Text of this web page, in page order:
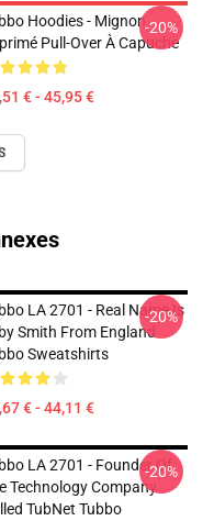
Hoodies - Mignon
Pull-Over À Capuche
€ - 45,95 €
-20%
LA 2701 - Real Name Is
Smith From England
Sweatshirts
€ - 44,11 €
-20%
LA 2701 - Founder Of
Technology Company
TubNet Tubbo
-20%